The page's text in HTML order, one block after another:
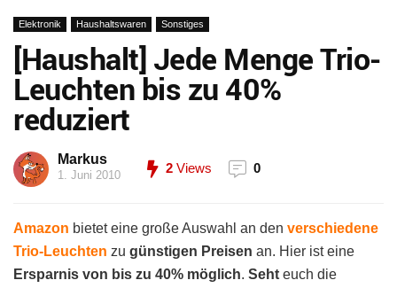
Elektronik Haushaltswaren Sonstiges
[Haushalt] Jede Menge Trio-
Leuchten bis zu 40%
reduziert
Markus
1. Juni 2010 2 Views 0
Amazon bietet eine große Auswahl an den verschiedene
Trio-Leuchten zu günstigen Preisen an. Hier ist eine
Ersparnis von bis zu 40% möglich. Seht euch die